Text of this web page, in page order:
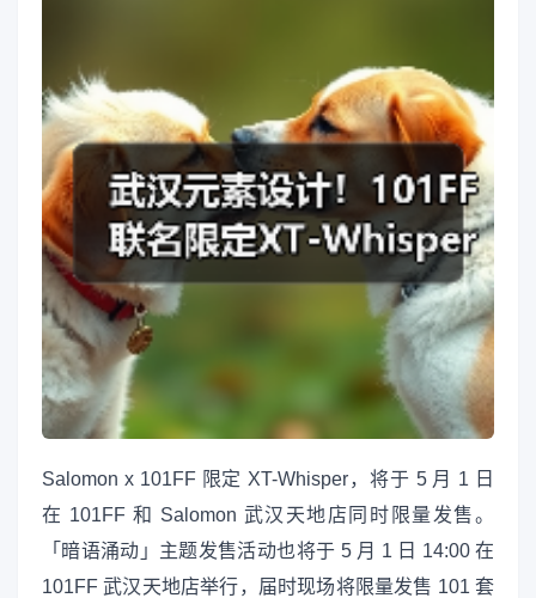
Salomon x 101FF 限定 XT-Whisper，将于 5 月 1 日
在 101FF 和 Salomon 武汉天地店同时限量发售。
「暗语涌动」主题发售活动也将于 5 月 1 日 14:00 在
101FF 武汉天地店举行，届时现场将限量发售 101 套